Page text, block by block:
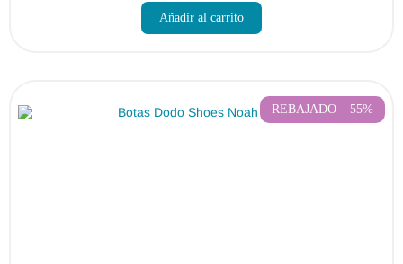
Añadir al carrito
se
pueden
elegir
REBAJADO – 55%